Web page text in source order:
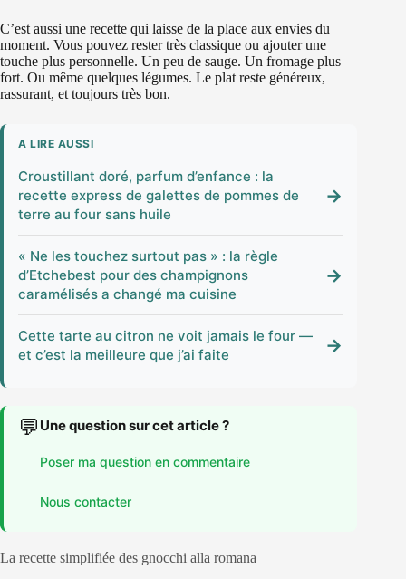
C’est aussi une recette qui laisse de la place aux envies du
moment. Vous pouvez rester très classique ou ajouter une
touche plus personnelle. Un peu de sauge. Un fromage plus
fort. Ou même quelques légumes. Le plat reste généreux,
rassurant, et toujours très bon.
A LIRE AUSSI
Croustillant doré, parfum d’enfance : la
recette express de galettes de pommes de
terre au four sans huile
→
« Ne les touchez surtout pas » : la règle
d’Etchebest pour des champignons
caramélisés a changé ma cuisine
→
Cette tarte au citron ne voit jamais le four —
et c’est la meilleure que j’ai faite
→
💬 Une question sur cet article ?
Poser ma question en commentaire
Nous contacter
La recette simplifiée des gnocchi alla romana